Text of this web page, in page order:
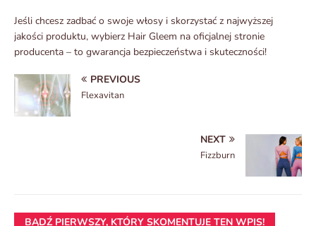
Jeśli chcesz zadbać o swoje włosy i skorzystać z najwyższej
jakości produktu, wybierz Hair Gleem na oficjalnej stronie
producenta – to gwarancja bezpieczeństwa i skuteczności!
PREVIOUS
Flexavitan
NEXT
Fizzburn
BĄDŹ PIERWSZY, KTÓRY SKOMENTUJE TEN WPIS!